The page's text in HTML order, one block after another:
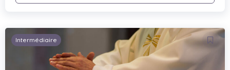
Intermédiaire